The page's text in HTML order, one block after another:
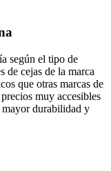
según el tipo de
de cejas de la marca
que otras marcas de
muy accesibles
mayor durabilidad y